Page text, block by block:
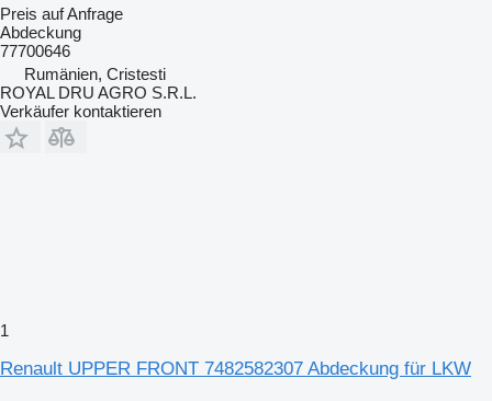
Preis auf Anfrage
Abdeckung
77700646
Rumänien, Cristesti
ROYAL DRU AGRO S.R.L.
Verkäufer kontaktieren
1
Renault UPPER FRONT 7482582307 Abdeckung für LKW